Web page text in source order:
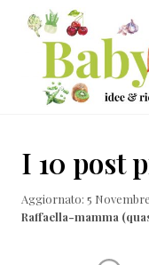
Menu
Passa
contenuto
principale
Passa
laterale
primaria
Passa
ricette
per
I 10 post
Aggiornato: 5
Raffaella-mamma